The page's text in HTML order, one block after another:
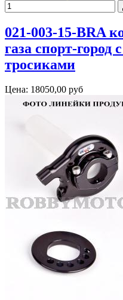
021-003-15-BRA
газа спорт-город
тросиками
Цена: 18050,00 руб